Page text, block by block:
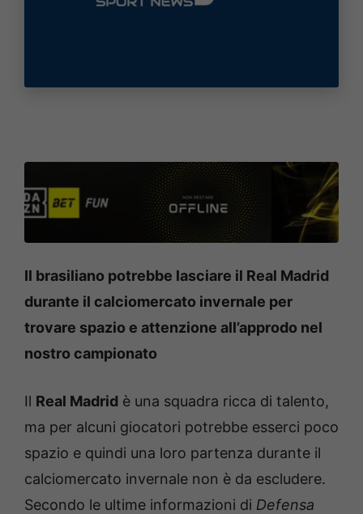
Il brasiliano potrebbe lasciare il Real Madrid
durante il calciomercato invernale per
trovare spazio e attenzione all’approdo nel
nostro campionato
Il Real Madrid è una squadra ricca di talento,
ma per alcuni giocatori potrebbe esserci poco
spazio e quindi una loro partenza durante il
calciomercato invernale non è da escludere.
Secondo le ultime informazioni di Defensa